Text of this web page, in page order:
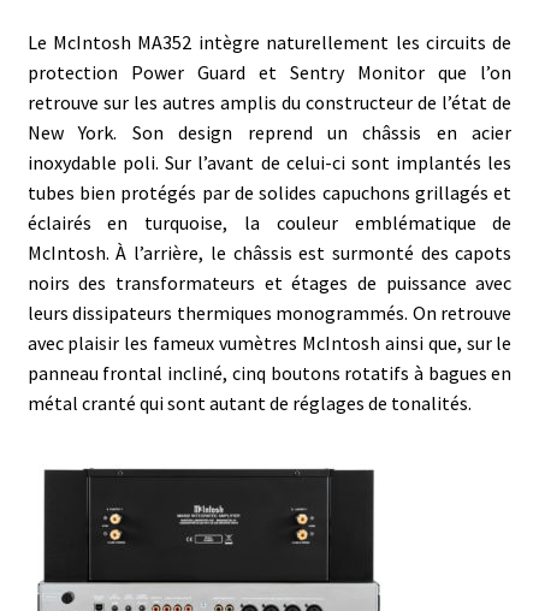
Le McIntosh MA352 intègre naturellement les circuits de
protection Power Guard et Sentry Monitor que l’on
retrouve sur les autres amplis du constructeur de l’état de
New York. Son design reprend un châssis en acier
inoxydable poli. Sur l’avant de celui-ci sont implantés les
tubes bien protégés par de solides capuchons grillagés et
éclairés en turquoise, la couleur emblématique de
McIntosh. À l’arrière, le châssis est surmonté des capots
noirs des transformateurs et étages de puissance avec
leurs dissipateurs thermiques monogrammés. On retrouve
avec plaisir les fameux vumètres McIntosh ainsi que, sur le
panneau frontal incliné, cinq boutons rotatifs à bagues en
métal cranté qui sont autant de réglages de tonalités.